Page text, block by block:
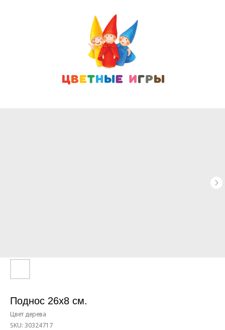
Поднос 26х8 см.
Цвет дерева
SKU: 30324717